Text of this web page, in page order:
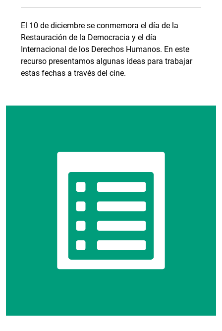
El 10 de diciembre se conmemora el día de la
Restauración de la Democracia y el día
Internacional de los Derechos Humanos. En este
recurso presentamos algunas ideas para trabajar
estas fechas a través del cine.